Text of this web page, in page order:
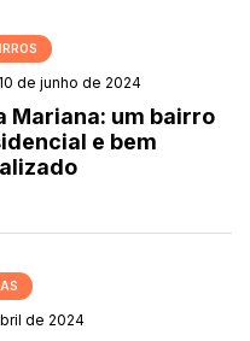
10 de junho de 2024
Mariana: um bairro
e bem
de 2024